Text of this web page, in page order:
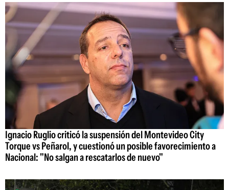
Ignacio Ruglio criticó la suspensión del Montevideo City
Torque vs Peñarol, y cuestionó un posible favorecimiento a
Nacional: "No salgan a rescatarlos de nuevo"